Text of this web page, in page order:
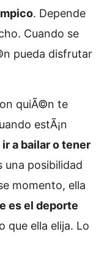
. Depende
Cuando se
pueda disfrutar
quiÃ©n te
estÃ¡n
a bailar o tener
una posibilidad
momento, ella
es el deporte
que ella elija. Lo